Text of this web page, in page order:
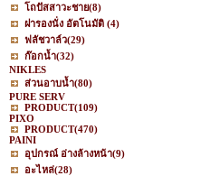
โถปัสสาวะชาย(8)
ฝารองนั่ง อัตโนมัติ (4)
ฟลัชวาล์ว(29)
ก๊อกน้ำ(32)
NIKLES
ส่วนอาบน้ำ(80)
PURE SERV
PRODUCT(109)
PIXO
PRODUCT(470)
PAINI
อุปกรณ์ อ่างล้างหน้า(9)
อะไหล่(28)